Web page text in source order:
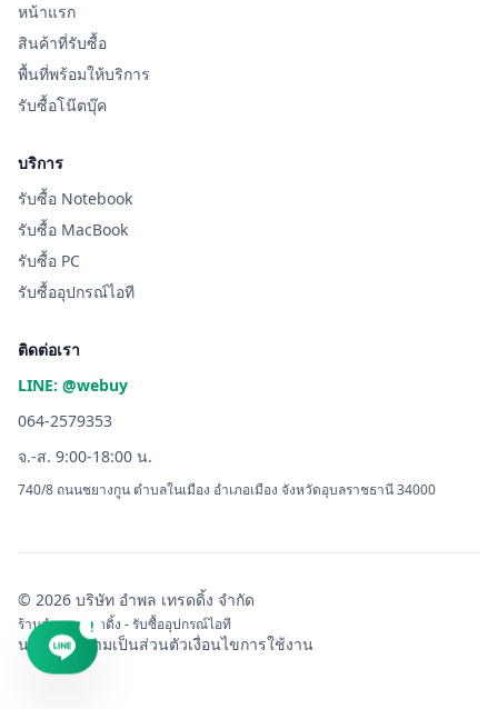
!
หน้าแรก
สินค้าที่รับซื้อ
พื้นที่พร้อมให้บริการ
รับซื้อโน๊ตบุ๊ค
บริการ
รับซื้อ Notebook
รับซื้อ MacBook
รับซื้อ PC
รับซื้ออุปกรณ์ไอที
ติดต่อเรา
LINE: @webuy
064-2579353
จ.-ส. 9:00-18:00 น.
740/8 ถนนชยางกูน ตำบลในเมือง อำเภอเมือง จังหวัดอุบลราชธานี 34000
© 2026 บริษัท อำพล เทรดดิ้ง จำกัด
ร้านอำพล เทรดดิ้ง - รับซื้ออุปกรณ์ไอที
นโยบายความเป็นส่วนตัวเงื่อนไขการใช้งาน